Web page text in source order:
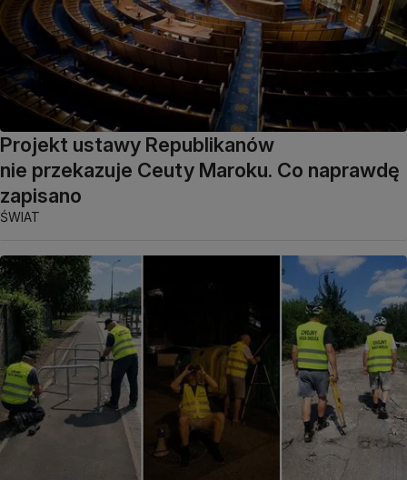
Projekt ustawy Republikanów
nie przekazuje Ceuty Maroku. Co naprawdę
zapisano
ŚWIAT